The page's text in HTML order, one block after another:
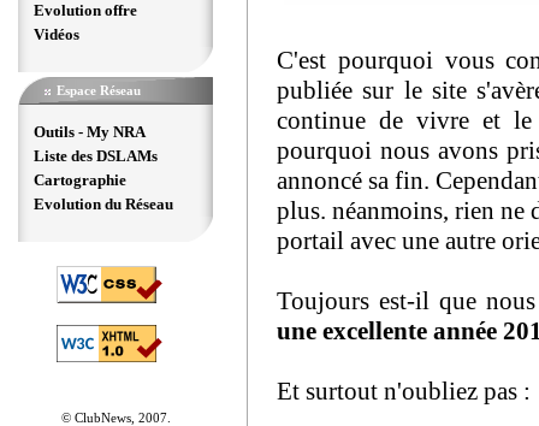
Evolution offre
Vidéos
Espace Réseau
Outils - My NRA
Liste des DSLAMs
Cartographie
Evolution du Réseau
© ClubNews, 2007.
C'est pourquoi vous
publiée sur le site
continue de vivre et le
pourquoi nous avons
annoncé sa fin.
plus. néanmoins, rien ne
portail avec une autre
Toujours est-il que
une excellente année
Et surtout n'oubliez pas :